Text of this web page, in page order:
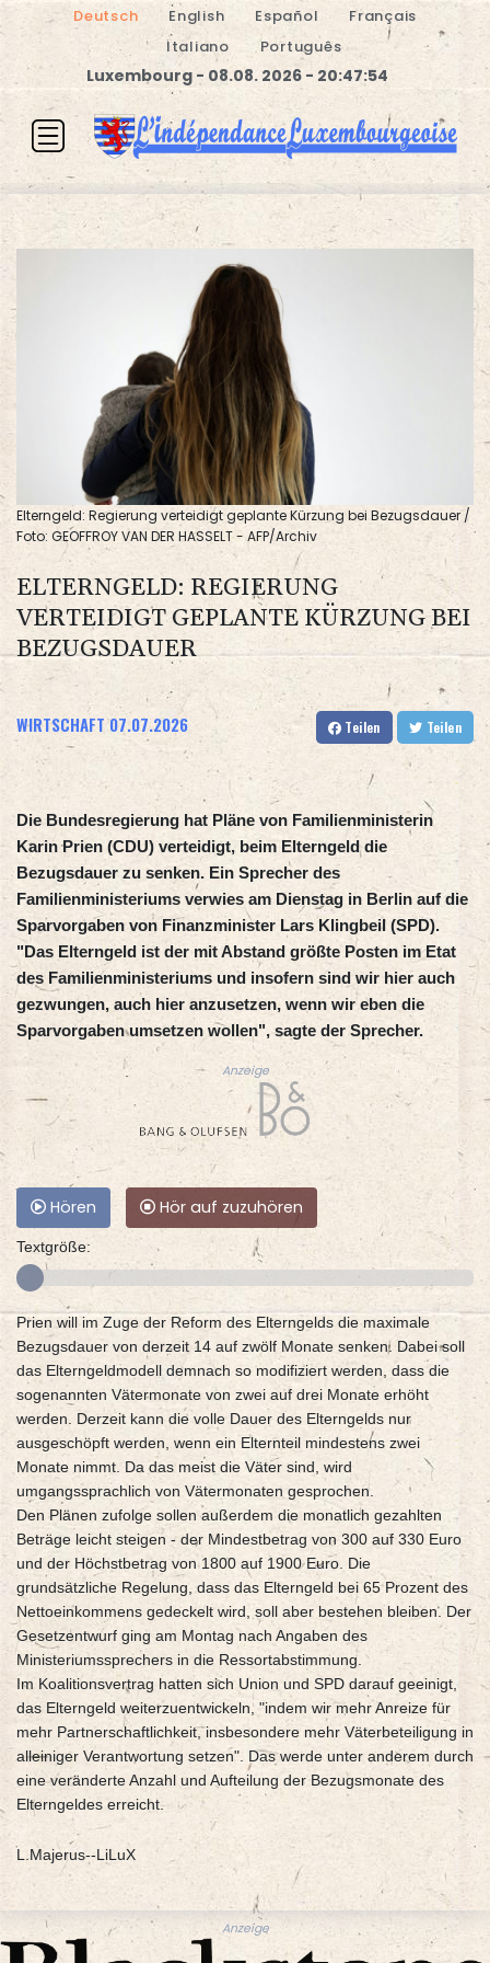
Deutsch English Español
Français
Italiano
Português
Luxembourg - 08.08. 2026 - 20:47:54
Elterngeld: Regierung verteidigt geplante Kürzung bei Bezugsdauer /
Foto: GEOFFROY VAN DER HASSELT - AFP/Archiv
ELTERNGELD: REGIERUNG
VERTEIDIGT GEPLANTE KÜRZUNG BEI
BEZUGSDAUER
WIRTSCHAFT 07.07.2026 Teilen Teilen
Die Bundesregierung hat Pläne von Familienministerin
Karin Prien (CDU) verteidigt, beim Elterngeld die
Bezugsdauer zu senken. Ein Sprecher des
Familienministeriums verwies am Dienstag in Berlin auf die
Sparvorgaben von Finanzminister Lars Klingbeil (SPD).
"Das Elterngeld ist der mit Abstand größte Posten im Etat
des Familienministeriums und insofern sind wir hier auch
gezwungen, auch hier anzusetzen, wenn wir eben die
Sparvorgaben umsetzen wollen", sagte der Sprecher.
Anzeige
Hören Hör auf zuzuhören
Textgröße:
Prien will im Zuge der Reform des Elterngelds die maximale
Bezugsdauer von derzeit 14 auf zwölf Monate senken. Dabei soll
das Elterngeldmodell demnach so modifiziert werden, dass die
sogenannten Vätermonate von zwei auf drei Monate erhöht
werden. Derzeit kann die volle Dauer des Elterngelds nur
ausgeschöpft werden, wenn ein Elternteil mindestens zwei
Monate nimmt. Da das meist die Väter sind, wird
umgangssprachlich von Vätermonaten gesprochen.
Den Plänen zufolge sollen außerdem die monatlich gezahlten
Beträge leicht steigen - der Mindestbetrag von 300 auf 330 Euro
und der Höchstbetrag von 1800 auf 1900 Euro. Die
grundsätzliche Regelung, dass das Elterngeld bei 65 Prozent des
Nettoeinkommens gedeckelt wird, soll aber bestehen bleiben. Der
Gesetzentwurf ging am Montag nach Angaben des
Ministeriumssprechers in die Ressortabstimmung.
Im Koalitionsvertrag hatten sich Union und SPD darauf geeinigt,
das Elterngeld weiterzuentwickeln, "indem wir mehr Anreize für
mehr Partnerschaftlichkeit, insbesondere mehr Väterbeteiligung in
alleiniger Verantwortung setzen". Das werde unter anderem durch
eine veränderte Anzahl und Aufteilung der Bezugsmonate des
Elterngeldes erreicht.
L.Majerus--LiLuX
Anzeige